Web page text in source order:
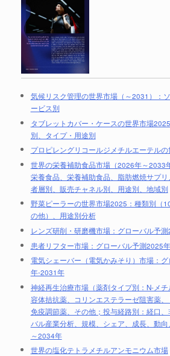
気候リスク管理の世界市場（～2031）：
ービス別
タブレットカバー・ケースの世界市場
別、タイプ・用途別
プロピレングリコールジメチルエーテル
世界の栄養補助食品市場（2026年～2033
栄養食品、栄養補助食品、脂肪燃焼サプ
者層別、販売チャネル別、用途別、地域別
野菜ピーラーの世界市場2025：種類別（
の他）、用途別分析
レンズ研削・研磨機市場：グローバル予
患者リフター市場：グローバル予測2025
電気シェーバー（電気かみそり）市場：
年-2031年
神経再生治療市場（薬剤タイプ別：N-メ
容体拮抗薬、コリンエステラーゼ阻害薬、
免疫調節薬、その他；投与経路別：経口
バル産業分析、規模、シェア、成長、動
～2034年
世界の塩化テトラメチルアンモニウム市場